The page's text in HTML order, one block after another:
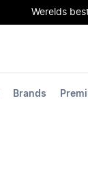
Werelds
Brands